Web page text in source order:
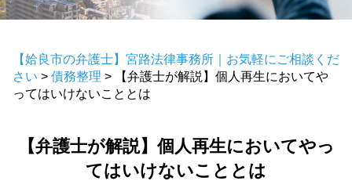
【姶良市の弁護士】宮路法律事務所｜お気軽にご相談くだ
さい > 債務整理 >
【弁護士が解説】個人再生においてや
ってはいけないこととは
【弁護士が解説】個人再生においてやっ
てはいけないこととは